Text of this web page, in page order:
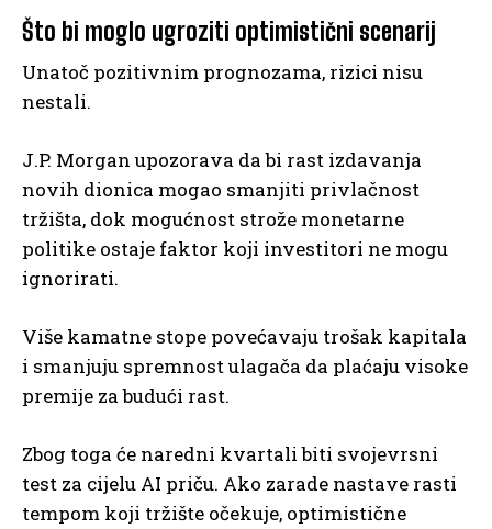
Što bi moglo ugroziti optimistični scenarij
Unatoč pozitivnim prognozama, rizici nisu
nestali.
J.P. Morgan upozorava da bi rast izdavanja
novih dionica mogao smanjiti privlačnost
tržišta, dok mogućnost strože monetarne
politike ostaje faktor koji investitori ne mogu
ignorirati.
Više kamatne stope povećavaju trošak kapitala
i smanjuju spremnost ulagača da plaćaju visoke
premije za budući rast.
Zbog toga će naredni kvartali biti svojevrsni
test za cijelu AI priču. Ako zarade nastave rasti
tempom koji tržište očekuje, optimistične